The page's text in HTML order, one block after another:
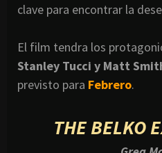
clave para encontrar la
El film tendra los
Stanley Tucci y Matt
previsto para Febrero.
THE BELKO